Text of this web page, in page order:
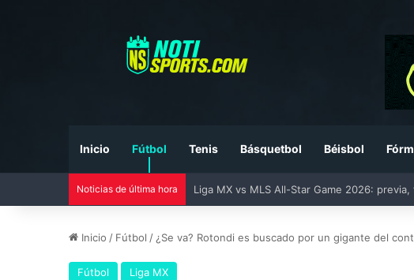
Inicio Fútbol Tenis Básquetbol Béisbol
Noticias de última hora México Sub-20 derrota a Costa Rica y
Inicio / Fútbol / ¿Se va? Rotondi es buscado por un gigante del
Fútbol Liga MX